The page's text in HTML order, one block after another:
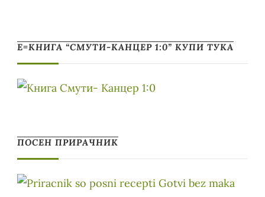
Е=КНИГА “СМУТИ-КАНЦЕР 1:0” КУПИ ТУКА
ПОСЕН ПРИРАЧНИК